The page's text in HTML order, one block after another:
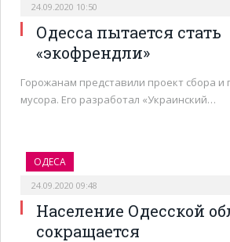
24.09.2020 10:50
Одесса пытается стать
«экофрендли»
Горожанам представили проект сбора и
мусора. Его разработал «Украинский…
ОДЕСА
24.09.2020 09:48
Население Одесской
сокращается